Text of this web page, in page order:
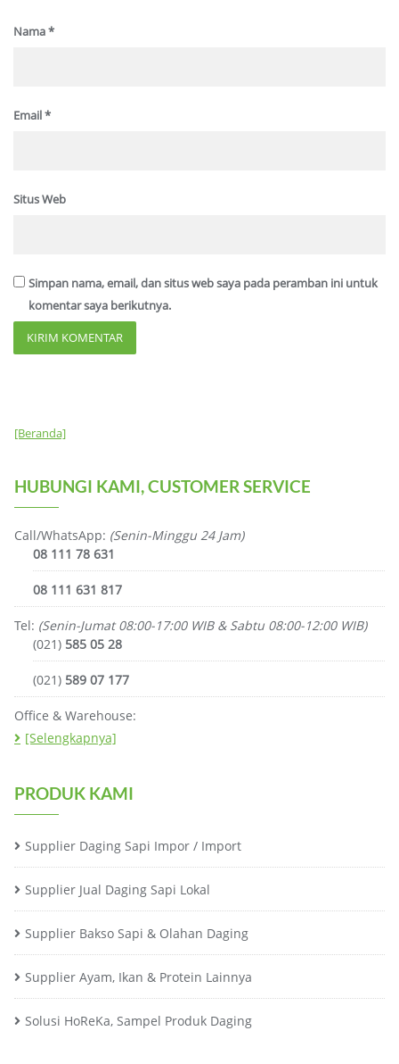
Nama*
Email*
Situs Web
Simpan nama, email, dan situs web saya pada peramban ini untuk
komentar saya berikutnya.
[Beranda]
HUBUNGI KAMI, CUSTOMER SERVICE
Call/WhatsApp: (Senin-Minggu 24 Jam)
08 111 78 631
08 111 631 817
Tel: (Senin-Jumat 08:00-17:00 WIB & Sabtu 08:00-12:00 WIB)
(021) 585 05 28
(021) 589 07 177
Office & Warehouse:
[Selengkapnya]
PRODUK KAMI
Supplier Daging Sapi Impor / Import
Supplier Jual Daging Sapi Lokal
Supplier Bakso Sapi & Olahan Daging
Supplier Ayam, Ikan & Protein Lainnya
Solusi HoReKa, Sampel Produk Daging